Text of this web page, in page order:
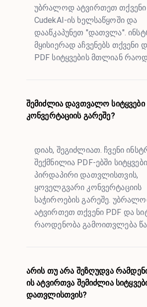
უბრალოდ ატვირთეთ
CudekAI-ის ხელსაწყოში და
დააწკაპუნეთ "დათვლა".
მყისიერად აჩვენებს თქვენი
PDF სიტყვების მთლიან
შემიძლია დავთვალო სიტყვები
კონვერტაციის გარეშე?
დიახ, შეგიძლიათ. ჩვენი
შექმნილია PDF-ებში
პირდაპირი დათვლისთვის,
ყოველგვარი კონვერტაციის
საჭიროების გარეშე.
ატვირთეთ თქვენი PDF და
რაოდენობა გამოითვლება
არის თუ არა შეზღუდვა
ის ატვირთვა შემიძლია
დათვლისთვის?